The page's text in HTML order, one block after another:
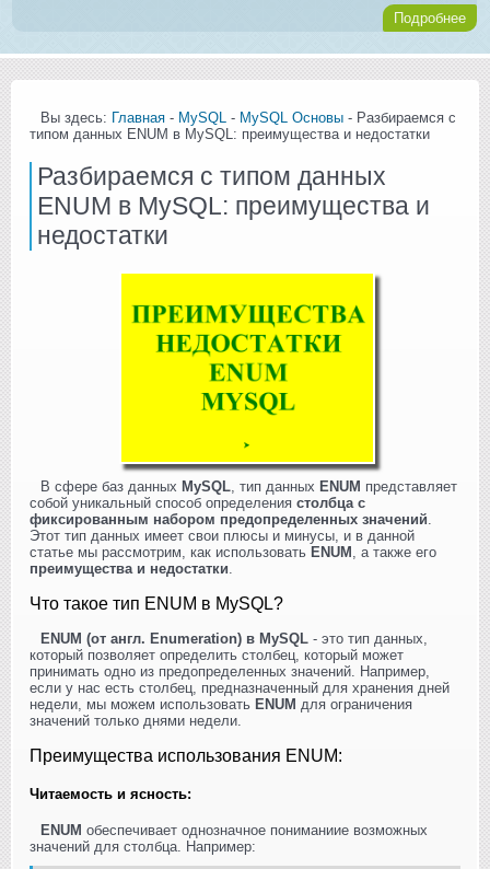
Подробнее
Вы здесь: Главная - MySQL - MySQL Основы - Разбираемся с
типом данных ENUM в MySQL: преимущества и недостатки
Разбираемся с типом данных
ENUM в MySQL: преимущества и
недостатки
В сфере баз данных MySQL, тип данных ENUM представляет
собой уникальный способ определения столбца с
фиксированным набором предопределенных значений.
Этот тип данных имеет свои плюсы и минусы, и в данной
статье мы рассмотрим, как использовать ENUM , а также его
преимущества и недостатки.
Что такое тип ENUM в MySQL?
ENUM (от англ. Enumeration) в MySQL - это тип данных,
который позволяет определить столбец, который может
принимать одно из предопределенных значений. Например,
если у нас есть столбец, предназначенный для хранения дней
недели, мы можем использовать ENUM для ограничения
значений только днями недели.
Преимущества использования ENUM:
Читаемость и ясность:
ENUM обеспечивает однозначное пониманиие возможных
значений для столбца. Например: